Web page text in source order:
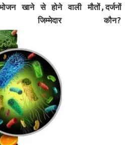
खाने से होने वाली मौतों,दर्जनों
जिम्मेदार कौन?